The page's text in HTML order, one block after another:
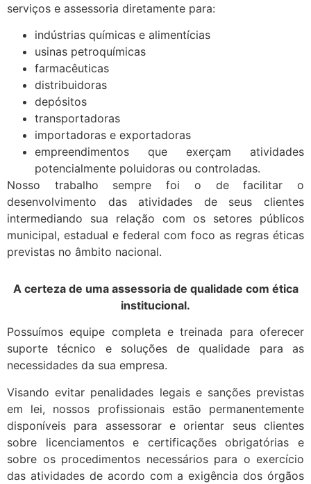
serviços e assessoria diretamente para:
indústrias químicas e alimentícias
usinas petroquímicas
farmacêuticas
distribuidoras
depósitos
transportadoras
importadoras e exportadoras
empreendimentos que exerçam atividades
potencialmente poluidoras ou controladas.
Nosso trabalho sempre foi o de facilitar o
desenvolvimento das atividades de seus clientes
intermediando sua relação com os setores públicos
municipal, estadual e federal com foco as regras éticas
previstas no âmbito nacional.
A certeza de uma assessoria de qualidade com ética
institucional.
Possuímos equipe completa e treinada para oferecer
suporte técnico e soluções de qualidade para as
necessidades da sua empresa.
Visando evitar penalidades legais e sanções previstas
em lei, nossos profissionais estão permanentemente
disponíveis para assessorar e orientar seus clientes
sobre licenciamentos e certificações obrigatórias e
sobre os procedimentos necessários para o exercício
das atividades de acordo com a exigência dos órgãos